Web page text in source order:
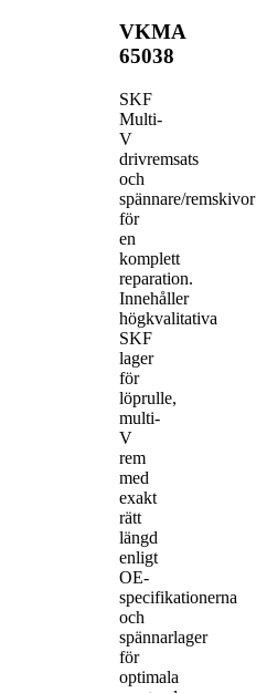
VKMA
65038
SKF
Multi-
V
drivremsats
och
spännare/remskivor
för
en
komplett
reparation.
Innehåller
högkvalitativa
SKF
lager
för
löprulle,
multi-
V
rem
med
exakt
rätt
längd
enligt
OE-
specifikationerna
och
spännarlager
för
optimala